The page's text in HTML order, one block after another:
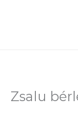
Zsalu